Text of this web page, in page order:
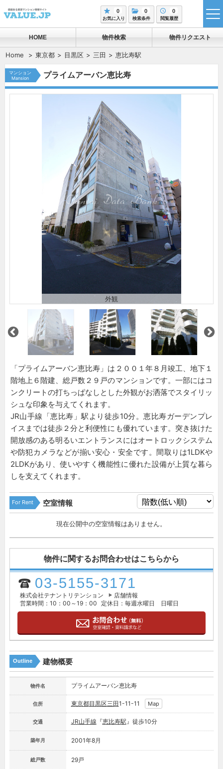
0
お気に入り
0
検索条件
0
閲覧履歴
HOME 物件検索 物件リクエスト
Home 東京都 目黒区 三田 恵比寿駅
マンション
Mansion
プライムアーバン恵比寿
外観
「プライムアーバン恵比寿」は２００１年８月竣工、地下１
階地上６階建、総戸数２９戸のマンションです。一部にはコ
ンクリートの打ちっぱなしとした外観がお洒落でスタイリッ
シュな印象を与えてくれます。
JR山手線「恵比寿」駅より徒歩10分。恵比寿ガーデンプレ
イスまでは徒歩２分と利便性にも優れています。突き抜けた
開放感のある明るいエントランスにはオートロックシステム
や防犯カメラなどが揃い安心・安全です。間取りは1LDKや
2LDKがあり、使いやすく機能性に優れた設備が上質な暮ら
しを支えてくれます。
For Rent 空室情報
現在公開中の空室情報はありません。
物件に関するお問合わせはこちらから
03-5155-3171
株式会社テナントリテンション
店舗情報
営業時間：10：00～19：00
定休日：毎週水曜日 日曜日
Outline 建物概要
物件名 プライムアーバン恵比寿
住所 東京都目黒区三田1-11-11 Map
交通 JR山手線 『恵比寿駅 』徒歩10分
築年月 2001年8月
総戸数 29戸